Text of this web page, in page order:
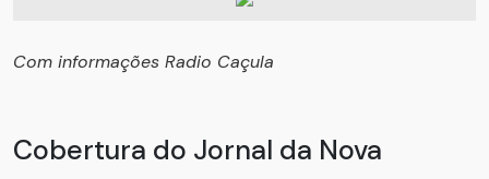
Com informações Radio Caçula
Cobertura do Jornal da Nova